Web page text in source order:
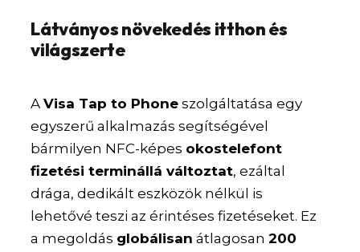
Látványos növekedés itthon és
világszerte
AVisa Tap to Phone szolgáltatása egy
egyszerű alkalmazás segítségével
bármilyen NFC-képes okostelefont
fizetési terminállá változtat, ezáltal
drága, dedikált eszközök nélkül is
lehetővé teszi az érintéses fizetéseket. Ez
a megoldás globálisan átlagosan200